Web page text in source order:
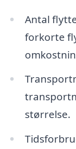
Antal
forkorte
størrelse.